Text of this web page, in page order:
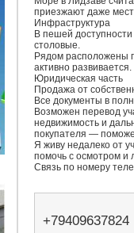
приезжают даже
Инфраструктура
В пешей
столовые.
Рядом расположены
активно развивается.
Юридическая часть
Продажа от
Все документы в
Возможен перевод
недвижимость и
покупателя —
Я живу недалеко от
помочь с осмотром
Связь по номеру
+79409637824